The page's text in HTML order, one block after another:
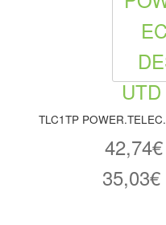
42,74€
35,03€